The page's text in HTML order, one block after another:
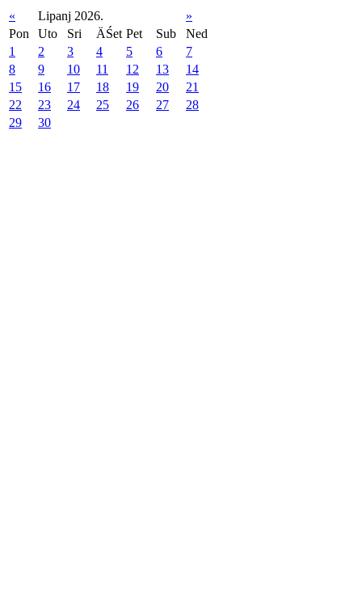
« Lipanj 2026.
»
Pon
Uto Sri ÄŚet Pet Sub
Ned
1
2 3 4 5 6
7
8
9 10 11 12 13
14
15
16 17 18 19 20
21
22
23 24 25 26 27
28
29
30